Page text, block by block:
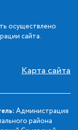
осуществлено
сайта.
Карта сайта
Администрация
района